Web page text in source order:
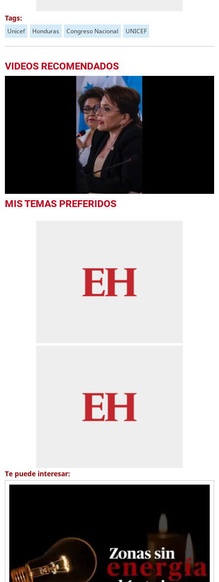
Tags:
Unicef Honduras Congreso Nacional UNICEF
VIDEOS RECOMENDADOS
of
MIS TEMAS PREFERIDOS
Te puede interesar: